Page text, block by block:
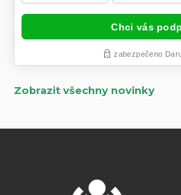
Zobrazit všechny novinky